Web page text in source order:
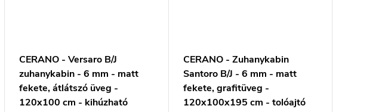
CERANO - Versaro B/J
zuhanykabin - 6 mm - matt
fekete, átlátszó üveg -
120x100 cm - kihúzható
CERANO - Zuhanykabin
Santoro B/J - 6 mm - matt
fekete, grafitüveg -
120x100x195 cm - tolóajtó